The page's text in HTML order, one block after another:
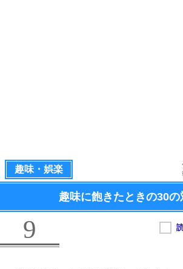
趣味・娯楽
趣味に飽きたときの30の
9